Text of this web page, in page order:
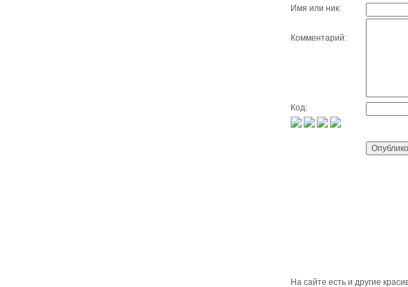
Имя или ник:
Комментарий:
Код:
На сайте есть и другие